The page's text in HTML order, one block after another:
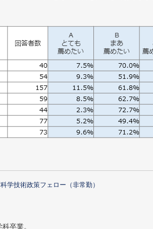
学技術政策フェロー（非常勤）
卒業。